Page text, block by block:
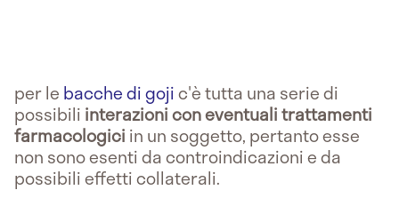
per le bacche di gojic'è tutta una serie di
possibili interazioni con eventuali trattamenti
farmacologici in un soggetto, pertanto esse
non sono esenti da controindicazioni e da
possibili effetti collaterali.